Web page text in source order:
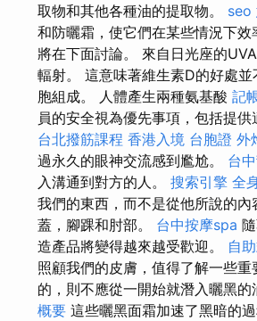
取物和其他各種油的提取物。 seo
和防曬霜，使它們在某些情況下效
將在下面討論。 來自日光座的
輻射。 這意味著維生素D的好處
胞組成。 人體產生兩種氨基酸 記
員的安全視為優先事項，包括提
台北撥筋課程 香港入境 台胞證 外
過永久的眼神交流感到尷尬。 台
入溝通到對方的人。 搜索引擎 全
我們的東西，而不是從他所說的
蓋，腳踝和肘部。 台中按摩spa
造產品將變得越來越受歡迎。 自
照顧我們的皮膚，值得了解一些重
的，則不應從一開始就潛入曬黑
概要 這些曬黑面霜加速了黑暗的